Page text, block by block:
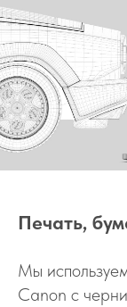
Печать,
Мы
Canon с